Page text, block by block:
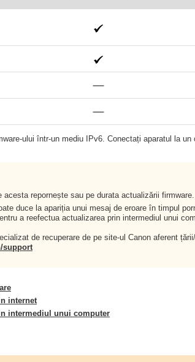
ului într-un mediu IPv6. Conectați aparatul la
acesta repornește sau pe durata actualizării
duce la apariția unui mesaj de eroare în timpul
a reefectua actualizarea prin intermediul unui
de recuperare de pe site-ul Canon aferent
support
internet
intermediul unui computer